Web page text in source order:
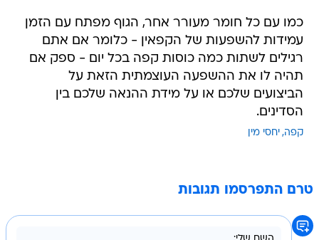
כמו עם כל חומר מעורר אחר, הגוף מפתח עם הזמן
עמידות להשפעות של הקפאין - כלומר אם אתם
רגילים לשתות כמה כוסות קפה בכל יום - ספק אם
תהיה לו את ההשפעה העוצמתית הזאת על
הביצועים שלכם או על מידת ההנאה שלכם בין
הסדינים.
קפה יחסי מין
טרם התפרסמו תגובות